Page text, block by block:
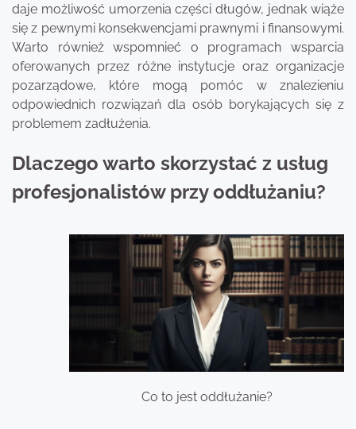
daje możliwość umorzenia części długów, jednak wiąże
się z pewnymi konsekwencjami prawnymi i finansowymi.
Warto również wspomnieć o programach wsparcia
oferowanych przez różne instytucje oraz organizacje
pozarządowe, które mogą pomóc w znalezieniu
odpowiednich rozwiązań dla osób borykających się z
problemem zadłużenia.
Dlaczego warto skorzystać z usług
profesjonalistów przy oddłużaniu?
Co to jest oddłużanie?